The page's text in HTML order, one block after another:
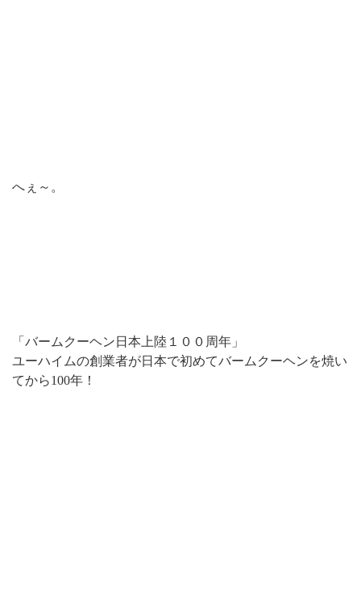
へぇ～。
「バームクーヘン日本上陸１００周年」
ユーハイムの創業者が日本で初めてバームクーヘンを焼い
てから100年！